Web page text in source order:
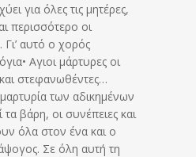
για όλες τις μητέρες,
περισσότερο οι
Γι’ αυτό ο χορός
Αγιοι μάρτυρες οι
στεφανωθέντες…
των αδικημένων
τα βάρη, οι συνέπειες και
όλα στον ένα και ο
Σε όλη αυτή τη